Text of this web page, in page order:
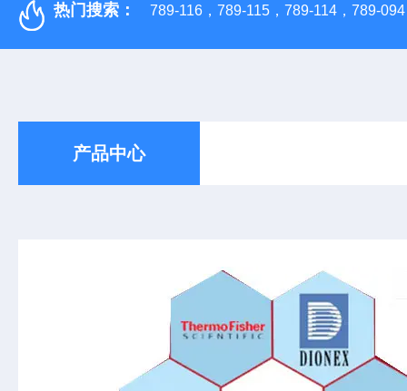
热门搜索： 789-116，789-115，789-114，789-
产品中心